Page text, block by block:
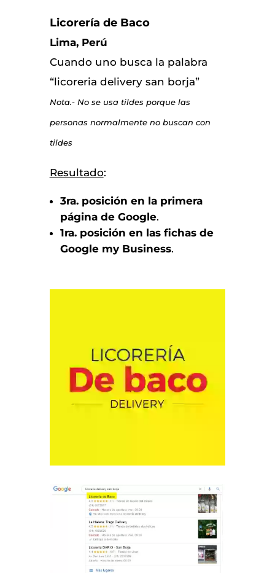
Licorería de Baco
Lima, Perú
Cuando uno busca la palabra
“licoreria delivery san borja”
Nota.- No se usa tildes porque las
personas normalmente no buscan con
tildes
Resultado:
3ra. posición en la primera
página de Google.
1ra. posición en las fichas de
Google my Business.